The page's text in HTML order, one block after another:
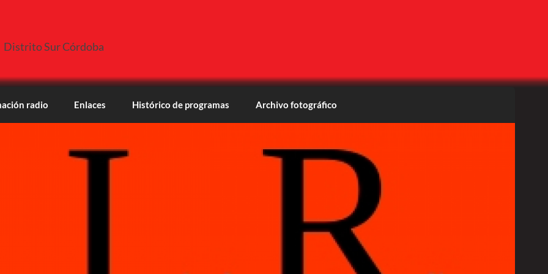
Distrito Sur Córdoba
radio Enlaces Histórico de programas Archivo fotográfico